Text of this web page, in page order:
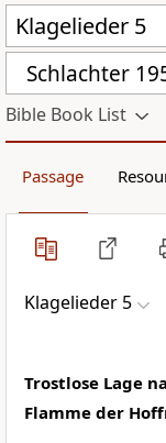
Schlachter
Bible Book List
Passage
Klagelieder 5
Trostlose Lage
Flamme der